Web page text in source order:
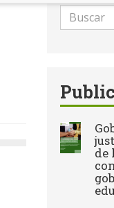
de
de